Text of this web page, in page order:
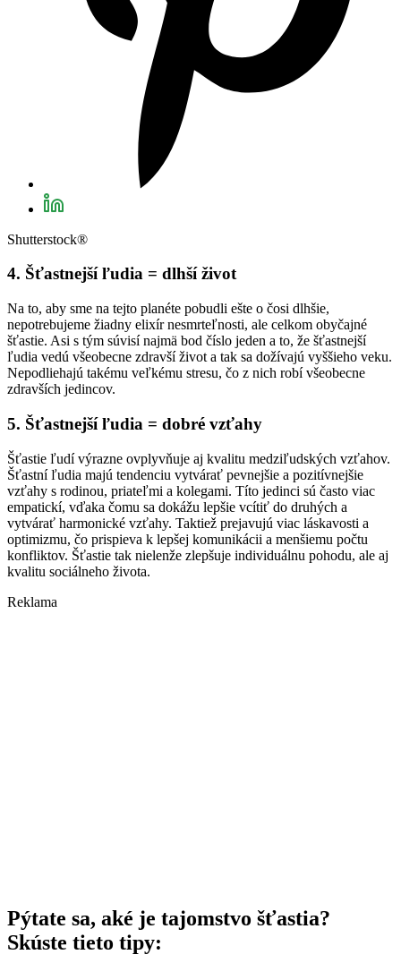
Shutterstock®
4. Šťastnejší ľudia = dlhší život
Na to, aby sme na tejto planéte pobudli ešte o čosi dlhšie,
nepotrebujeme žiadny elixír nesmrteľnosti, ale celkom obyčajné
šťastie. Asi s tým súvisí najmä bod číslo jeden a to, že šťastnejší
ľudia vedú všeobecne zdravší život a tak sa dožívajú vyššieho veku.
Nepodliehajú takému veľkému stresu, čo z nich robí všeobecne
zdravších jedincov.
5. Šťastnejší ľudia = dobré vzťahy
Šťastie ľudí výrazne ovplyvňuje aj kvalitu medziľudských vzťahov.
Šťastní ľudia majú tendenciu vytvárať pevnejšie a pozitívnejšie
vzťahy s rodinou, priateľmi a kolegami. Títo jedinci sú často viac
empatickí, vďaka čomu sa dokážu lepšie vcítiť do druhých a
vytvárať harmonické vzťahy. Taktiež prejavujú viac láskavosti a
optimizmu, čo prispieva k lepšej komunikácii a menšiemu počtu
konfliktov. Šťastie tak nielenže zlepšuje individuálnu pohodu, ale aj
kvalitu sociálneho života.
Reklama
Pýtate sa, aké je tajomstvo šťastia?
Skúste tieto tipy: